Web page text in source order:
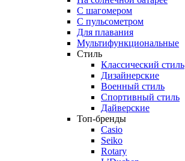
С шагомером
С пульсометром
Для плавания
Мультифункциональные
Стиль
Классический стиль
Дизайнерские
Военный стиль
Спортивный стиль
Дайверские
Топ-бренды
Casio
Seiko
Rotary